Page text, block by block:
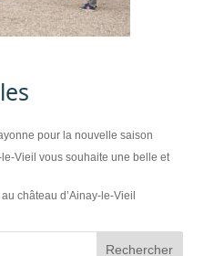
pour la nouvelle saison
le-Vieil vous souhaite une belle et
château d’Ainay-le-Vieil